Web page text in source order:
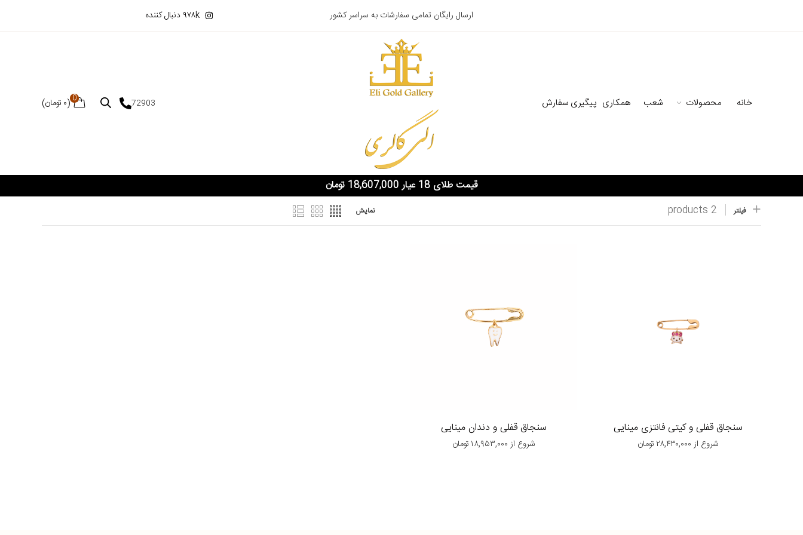
ارسال رایگان تمامی سفارشات به سراسر کشور ۹۷۸k دنبال کننده
خانه محصولات شعب همکاری پیگیری سفارش 72903
0
(۰ تومان)
قیمت طلای 18 عیار 18,607,000 تومان
فیلتر 2 products نمایش
سنجاق قفلی و کیتی فانتزی مینایی
شروع از ۲۸,۴۳۰,۰۰۰ تومان
سنجاق قفلی و دندان مینایی
شروع از ۱۸,۹۵۳,۰۰۰ تومان